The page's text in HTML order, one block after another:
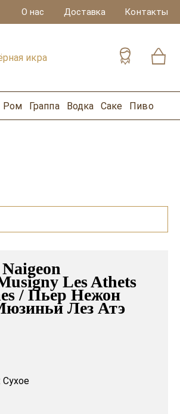
О нас Доставка Контакты
икра
Ром Граппа Водка Саке Пиво
Les Athets
/ Пьер Нежон
Лез Атэ
Сухое